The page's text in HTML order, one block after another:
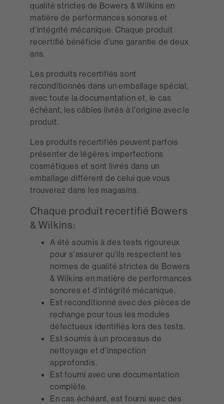
qualité strictes de Bowers & Wilkins en
matière de performances sonores et
d'intégrité mécanique. Chaque produit
recertifié bénéficie d'une garantie de deux
ans.
Les produits recertifiés sont
reconditionnés dans un emballage spécial,
avec toute la documentation et, le cas
échéant, les câbles livrés à l'origine avec le
produit.
Les produits recertifiés peuvent parfois
présenter de légères imperfections
cosmétiques et sont livrés dans un
emballage différent de celui que vous
trouverez dans les magasins.
Chaque produit recertifié Bowers
& Wilkins:
A été soumis à des tests rigoureux
pour s'assurer qu'ils respectent les
normes de qualité strictes de Bowers
& Wilkins en matière de performances
sonores et d'intégrité mécanique.
Est reconditionné avec des pièces de
rechange pour tous les modules
défectueux identifiés lors des tests.
Est soumis à un processus de
nettoyage et d'inspection
approfondis.
Est fourni avec une documentation
complète.
En cas échéant, est fourni avec des